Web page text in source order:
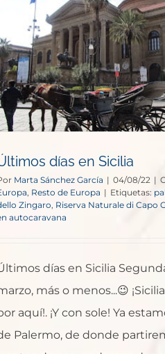
días en Sicilia
Marta Sánchez García | 04/08/22 |
, Resto de Europa | Etiquetas:
Zingaro, Riserva Naturale di Capo
autocaravana
días en Sicilia
más o menos...😉
aquí!. ¡Y con sole! Ya
Palermo, de donde